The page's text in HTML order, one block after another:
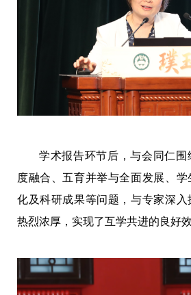
学术报告环节后，与会同仁围
度融合、五育并举与全面发展、
化及科研成果等问题，与专家深入
热烈浓厚，实现了互学共进的良好效